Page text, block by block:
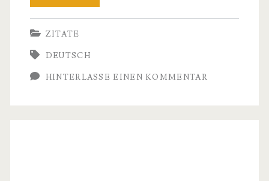
Zitate
Erich
Fromm
ZITATE
DEUTSCH
HINTERLASSE EINEN KOMMENTAR